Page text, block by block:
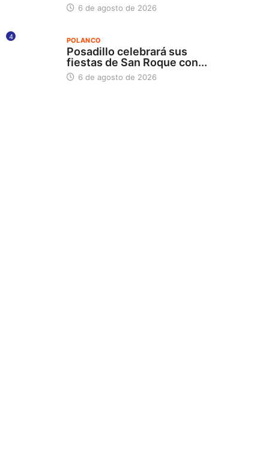
6 de agosto de 2026
4 POLANCO
Posadillo celebrará sus
fiestas de San Roque con...
6 de agosto de 2026